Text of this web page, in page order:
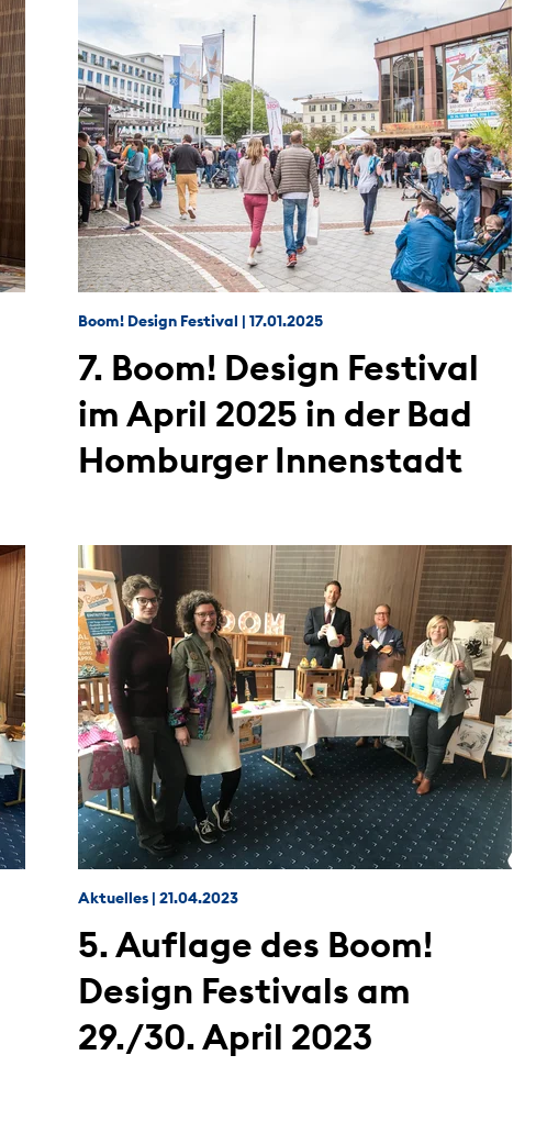
Boom! Design Festival |17.01.2025
7. Boom! Design Festival
im April 2025 in der Bad
Homburger Innenstadt
Aktuelles |21.04.2023
5. Auflage des Boom!
Design Festivals am
29./30. April 2023